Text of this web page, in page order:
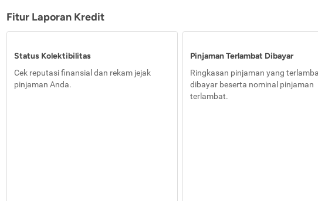
Fitur Laporan Kredit
Status Kolektibilitas
Cek reputasi finansial dan rekam jejak
pinjaman Anda.
Pinjaman Terlambat Dibayar
Ringkasan pinjaman yang
dibayar beserta nominal pinjaman
terlambat.